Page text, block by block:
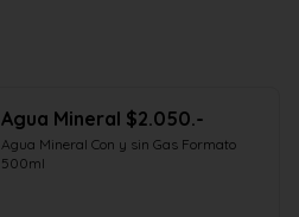
Agua Mineral $2.050.-
Agua Mineral Con y sin Gas Formato
500ml